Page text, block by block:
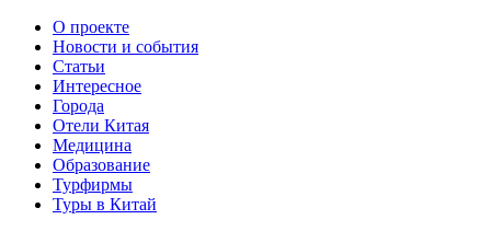
О проекте
Новости и события
Статьи
Интересное
Города
Отели Китая
Медицина
Образование
Турфирмы
Туры в Китай